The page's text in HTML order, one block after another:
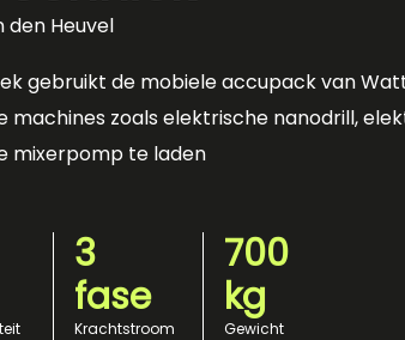
den Heuvel
gebruikt de mobiele accupack van
machines zoals elektrische nanodrill,
mixerpomp te laden
3
fase
Krachtstroom
700
kg
Gewicht